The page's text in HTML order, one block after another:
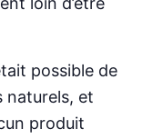
possible de
naturels, et
produit